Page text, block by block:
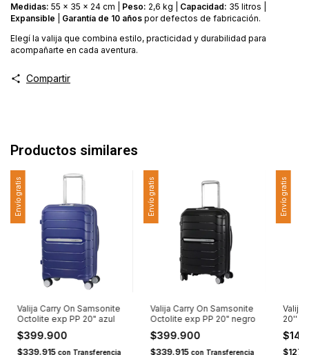
Medidas: 55 x 35 x 24 cm | Peso: 2,6 kg | Capacidad: 35 litros |
Expansible
Garantía de 10 años por defectos de fabricación.
Elegí la valija que combina estilo, practicidad y durabilidad para
acompañarte en cada aventura.
Compartir
Productos similares
Envío gratis
Valija Carry On Samsonite
Octolite exp PP 20" azul
$399.900
$339.915 con Transferencia
Envío gratis
Valija Carry On Samsonite
Octolite exp PP 20" negro
$399.900
$339.915 con Transferencia
Envío gratis
Valija
20''